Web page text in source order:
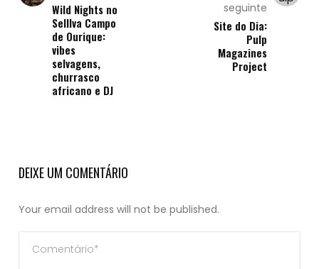
Wild Nights no
Selllva Campo
de Ourique:
vibes
selvagens,
churrasco
africano e DJ
seguinte
Site do Dia:
Pulp
Magazines
Project
DEIXE UM COMENTÁRIO
Your email address will not be published.